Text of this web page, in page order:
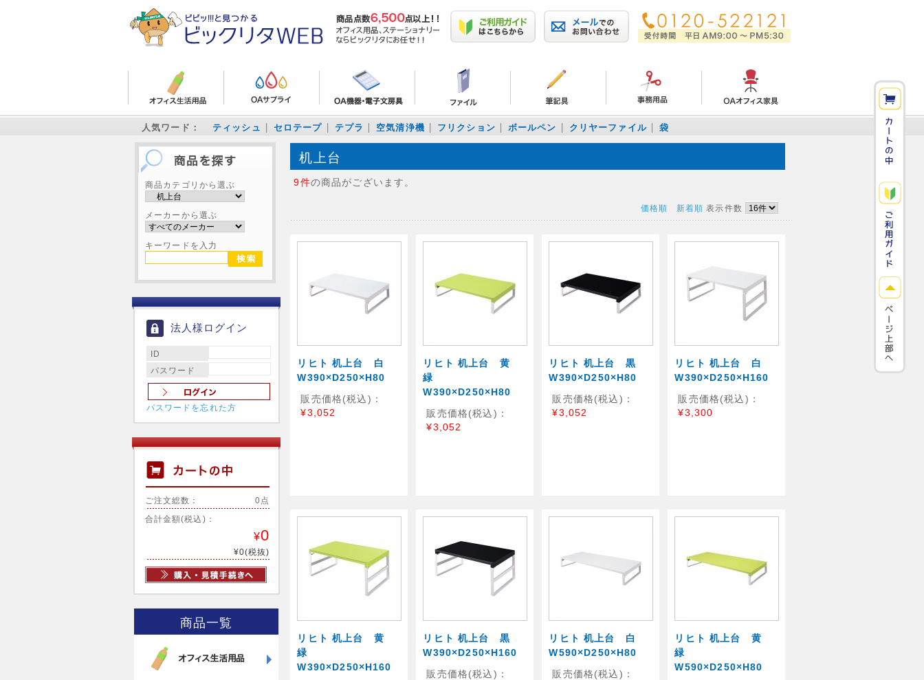
人気ワード： ティッシュ セロテープ テプラ 空気清浄機 フリクション ボールペン クリヤーファイル 袋
商品カテゴリから選ぶ
メーカーから選ぶ
キーワードを入力
法人様ログイン
ID
パスワード
パスワードを忘れた方
ご注文総数： 0点
合計金額(税込)：
¥0
¥0(税抜)
商品一覧
机上台
9件の商品がございます。
価格順 新着順 表示件数
リヒト 机上台 白
W390×D250×H80
販売価格(税込)：
¥3,052
リヒト 机上台 黄
緑
W390×D250×H80
販売価格(税込)：
¥3,052
リヒト 机上台 黒
W390×D250×H80
販売価格(税込)：
¥3,052
リヒト 机上台 白
W390×D250×H160
販売価格(税込)：
¥3,300
リヒト 机上台 黄
緑
W390×D250×H160
リヒト 机上台 黒
W390×D250×H160
販売価格(税込)：
リヒト 机上台 白
W590×D250×H80
販売価格(税込)：
リヒト 机上台 黄
緑
W590×D250×H80